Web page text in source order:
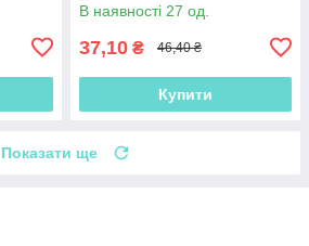
В наявності 27 од.
37,10 ₴ 46,40 ₴
Купити
Показати ще